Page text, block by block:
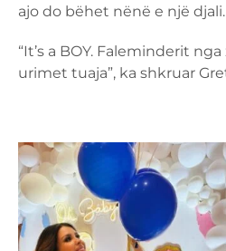
ajo do bëhet nënë e një djali.
“It’s a BOY. Faleminderit
urimet tuaja”, ka shkruar